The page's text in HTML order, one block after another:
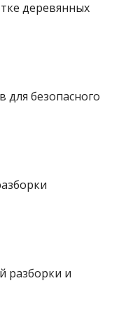
деревянных
для безопасного
разборки и